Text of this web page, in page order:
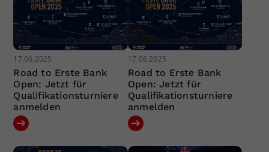
17.06.2025
Road to Erste Bank
Open: Jetzt für
Qualifikationsturniere
anmelden
17.06.2025
Road to Erste Bank
Open: Jetzt für
Qualifikationsturniere
anmelden